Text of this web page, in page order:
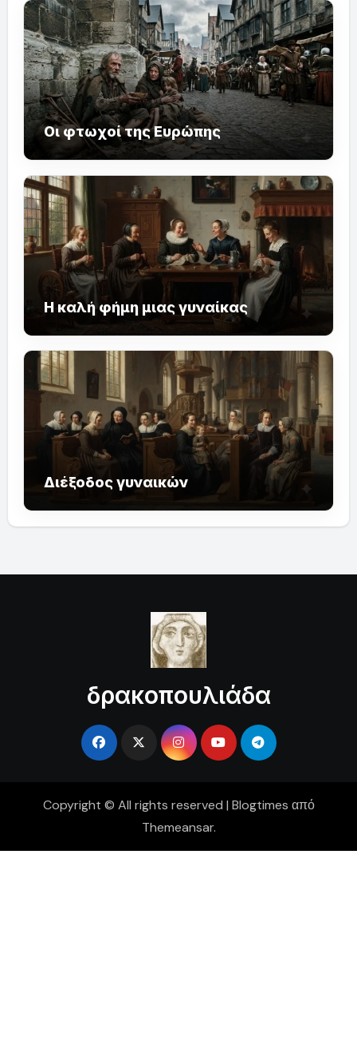
Οι φτωχοί της Ευρώπης
Η καλή φήμη μιας γυναίκας
Διέξοδος γυναικών
δρακοπουλιάδα
Copyright © All rights reserved | Blogtimes από
Themeansar.